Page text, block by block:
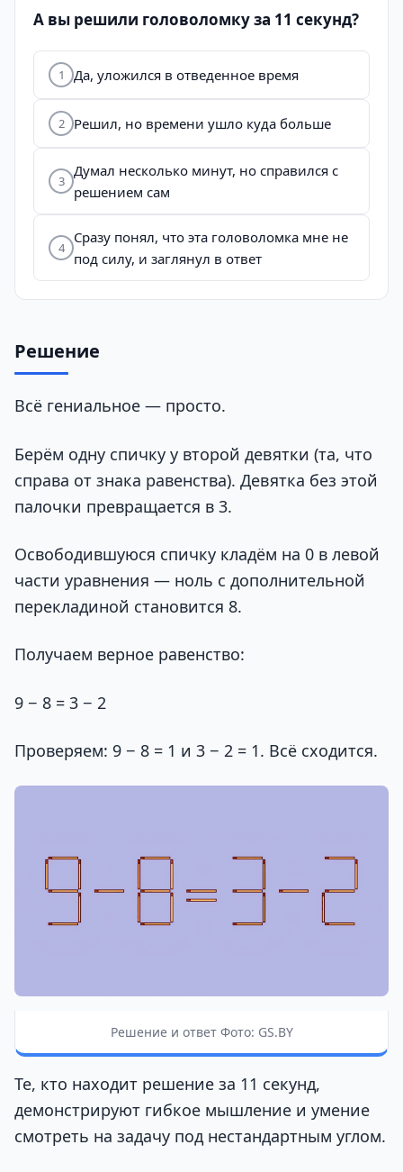
А вы решили головоломку за 11 секунд?
1 Да, уложился в отведенное время
2 Решил, но времени ушло куда больше
3
Думал несколько минут, но справился с
решением сам
4
Сразу понял, что эта головоломка мне не
под силу, и заглянул в ответ
Решение
Всё гениальное — просто.
Берём одну спичку у второй девятки (та, что
справа от знака равенства). Девятка без этой
палочки превращается в 3.
Освободившуюся спичку кладём на 0 в левой
части уравнения — ноль с дополнительной
перекладиной становится 8.
Получаем верное равенство:
9 − 8 = 3 − 2
Проверяем: 9 − 8 = 1 и 3 − 2 = 1. Всё сходится.
Решение и ответ Фото: GS.BY
Те, кто находит решение за 11 секунд,
демонстрируют гибкое мышление и умение
смотреть на задачу под нестандартным углом.